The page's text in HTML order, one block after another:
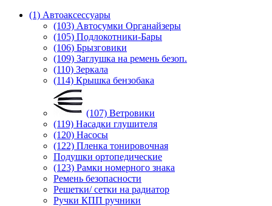
(1) Автоаксессуары
(103) Автосумки Органайзеры
(105) Подлокотники-Бары
(106) Брызговики
(109) Заглушка на ремень безоп.
(110) Зеркала
(114) Крышка бензобака
(107) Ветровики
(119) Насадки глушителя
(120) Насосы
(122) Пленка тонировочная
Подушки ортопедические
(123) Рамки номерного знака
Ремень безопасности
Решетки/ сетки на радиатор
Ручки КПП ручники